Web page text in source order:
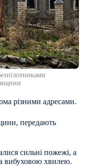
різними адресами.
передають
сильні пожежі, а
вибуховою хвилею.